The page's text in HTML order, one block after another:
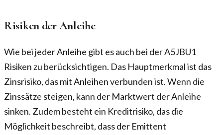
Risiken der Anleihe
Wie bei jeder Anleihe gibt es auch bei der A5JBU1
Risiken zu berücksichtigen. Das Hauptmerkmal ist das
Zinsrisiko, das mit Anleihen verbunden ist. Wenn die
Zinssätze steigen, kann der Marktwert der Anleihe
sinken. Zudem besteht ein Kreditrisiko, das die
Möglichkeit beschreibt, dass der Emittent